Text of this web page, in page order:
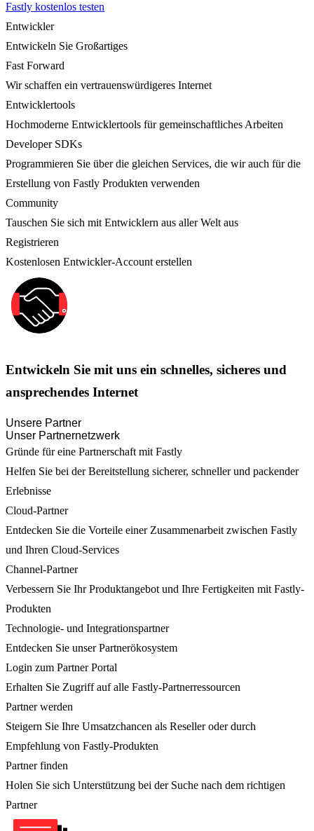
Fastly kostenlos testen
Entwickler
Entwickeln Sie Großartiges
Fast Forward
Wir schaffen ein vertrauenswürdigeres Internet
Entwicklertools
Hochmoderne Entwicklertools für gemeinschaftliches Arbeiten
Developer SDKs
Programmieren Sie über die gleichen Services, die wir auch für die
Erstellung von Fastly Produkten verwenden
Community
Tauschen Sie sich mit Entwicklern aus aller Welt aus
Registrieren
Kostenlosen Entwickler-Account erstellen
Entwickeln Sie mit uns ein schnelles, sicheres und
ansprechendes Internet
Unsere Partner
Unser Partnernetzwerk
Gründe für eine Partnerschaft mit Fastly
Helfen Sie bei der Bereitstellung sicherer, schneller und packender
Erlebnisse
Cloud-Partner
Entdecken Sie die Vorteile einer Zusammenarbeit zwischen Fastly
und Ihren Cloud-Services
Channel-Partner
Verbessern Sie Ihr Produktangebot und Ihre Fertigkeiten mit Fastly-
Produkten
Technologie- und Integrationspartner
Entdecken Sie unser Partnerökosystem
Login zum Partner Portal
Erhalten Sie Zugriff auf alle Fastly-Partnerressourcen
Partner werden
Steigern Sie Ihre Umsatzchancen als Reseller oder durch
Empfehlung von Fastly-Produkten
Partner finden
Holen Sie sich Unterstützung bei der Suche nach dem richtigen
Partner